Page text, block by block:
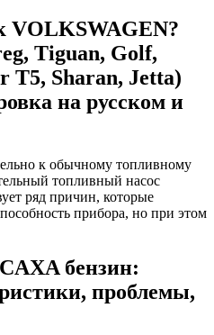
Tiguan, Golf,
T5, Sharan, Jetta)
на русском и
к обычному топливному
топливный насос
ряд причин, которые
прибора, но при этом
бензин:
проблемы,